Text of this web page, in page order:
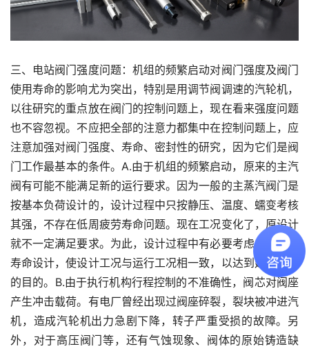
三、电站阀门强度问题：机组的频繁启动对阀门强度及阀门
使用寿命的影响尤为突出，特别是用调节阀调速的汽轮机，
以往研究的重点放在阀门的控制问题上，现在看来强度问题
也不容忽视。不应把全部的注意力都集中在控制问题上，应
注意加强对阀门强度、寿命、密封性的研究，因为它们是阀
门工作最基本的条件。A.由于机组的频繁启动，原来的主汽
阀有可能不能满足新的运行要求。因为一般的主蒸汽阀门是
按基本负荷设计的，设计过程中只按静压、温度、蠕变考核
其强，不存在低周疲劳寿命问题。现在工况变化了，原设计
就不一定满足要求。为此，设计过程中有必要考虑低周疲劳
寿命设计，使设计工况与运行工况相一致，以达到延长寿命
的目的。B.由于执行机构行程控制的不准确性，阀芯对阀座
产生冲击载荷。有电厂曾经出现过阀座碎裂，裂块被冲进汽
机，造成汽轮机出力急剧下降，转子严重受损的故障。另
外，对于高压阀门等，还有气蚀现象、阀体的原始铸造缺